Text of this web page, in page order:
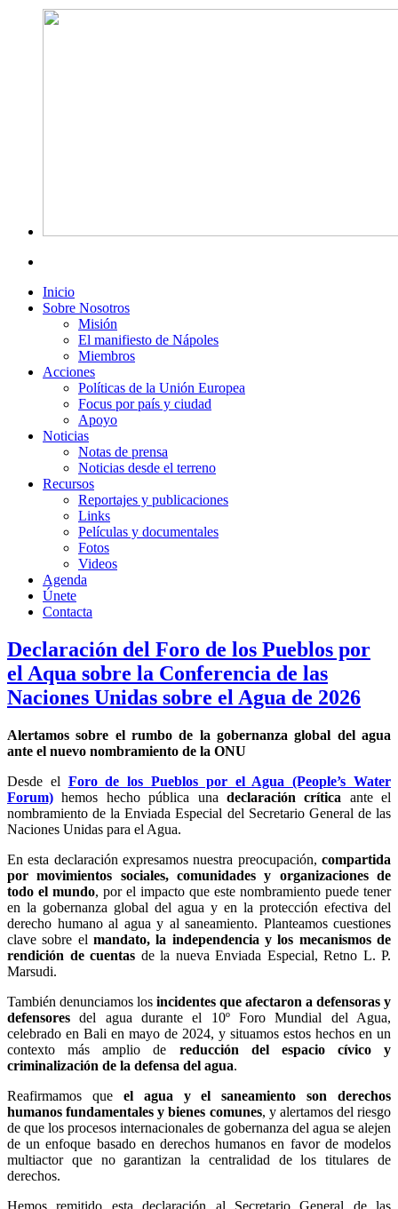
Inicio
Sobre Nosotros
Misión
El manifiesto de Nápoles
Miembros
Acciones
Políticas de la Unión Europea
Focus por país y ciudad
Apoyo
Noticias
Notas de prensa
Noticias desde el terreno
Recursos
Reportajes y publicaciones
Links
Películas y documentales
Fotos
Videos
Agenda
Únete
Contacta
Declaración del Foro de los Pueblos por
el Aqua sobre la Conferencia de las
Naciones Unidas sobre el Agua de 2026
Alertamos sobre el rumbo de la gobernanza global del agua
ante el nuevo nombramiento de la ONU
Desde el Foro de los Pueblos por el Agua (People’s Water
Forum) hemos hecho pública una declaración crítica ante el
nombramiento de la Enviada Especial del Secretario General de las
Naciones Unidas para el Agua.
En esta declaración expresamos nuestra preocupación, compartida
por movimientos sociales, comunidades y organizaciones de
todo el mundo, por el impacto que este nombramiento puede tener
en la gobernanza global del agua y en la protección efectiva del
derecho humano al agua y al saneamiento. Planteamos cuestiones
clave sobre el mandato, la independencia y los mecanismos de
rendición de cuentas de la nueva Enviada Especial, Retno L. P.
Marsudi.
También denunciamos los incidentes que afectaron a defensoras y
defensores del agua durante el 10º Foro Mundial del Agua,
celebrado en Bali en mayo de 2024, y situamos estos hechos en un
contexto más amplio de reducción del espacio cívico y
criminalización de la defensa del agua.
Reafirmamos que el agua y el saneamiento son derechos
humanos fundamentales y bienes comunes, y alertamos del riesgo
de que los procesos internacionales de gobernanza del agua se alejen
de un enfoque basado en derechos humanos en favor de modelos
multiactor que no garantizan la centralidad de los titulares de
derechos.
Hemos remitido esta declaración al Secretario General de las